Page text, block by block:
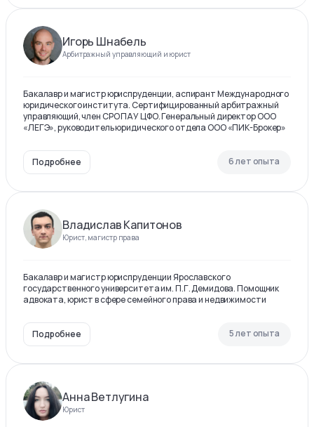
Игорь Шнабель
Арбитражный управляющий и юрист
Бакалавр и магистр юриспруденции, аспирант Международного
юридического института. Сертифицированный арбитражный
управляющий, член СРО ПАУ ЦФО. Генеральный директор ООО
«ЛЕГЭ», руководитель юридического отдела ООО «ПИК-Брокер»
Подробнее 6 лет опыта
Владислав Капитонов
Юрист, магистр права
Бакалавр и магистр юриспруденции Ярославского
государственного университета им. П.Г. Демидова. Помощник
адвоката, юрист в сфере семейного права и недвижимости
Подробнее 5 лет опыта
Анна Ветлугина
Юрист